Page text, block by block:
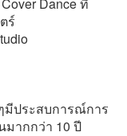
ร์
มีประสบการณ์การ
ากกว่า 10 ปี